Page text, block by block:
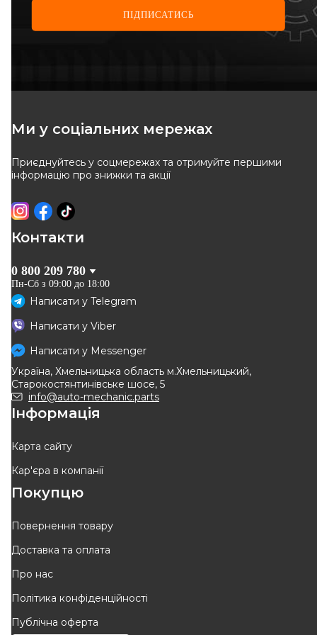
224 грн
КУПИТИ
278 грн
КУПИТИ
-10 %
FARE SA
Шарова опора
Код: RS098
376 грн
339 грн
КУПИТИ
Відправка
395 грн
- 10 %
RODRUNNER
537 грн
ПІДПИСАТИСЬ
Ми у соціальних мережах
Приєднуйтесь у соцмережах та отримуйте першими
інформацію про знижки та акції
Контакти
0 800 209 780
Пн-Сб з 09:00 до 18:00
Написати у Telegram
Написати у Viber
Написати у Messenger
Україна, Хмельницька область м.Хмельницький,
Старокостянтинівське шосе, 5
info@auto-mechanic.parts
Інформація
Карта сайту
Кар'єра в компанії
Покупцю
Повернення товару
Доставка та оплата
Про нас
Політика конфіденційності
Публічна оферта